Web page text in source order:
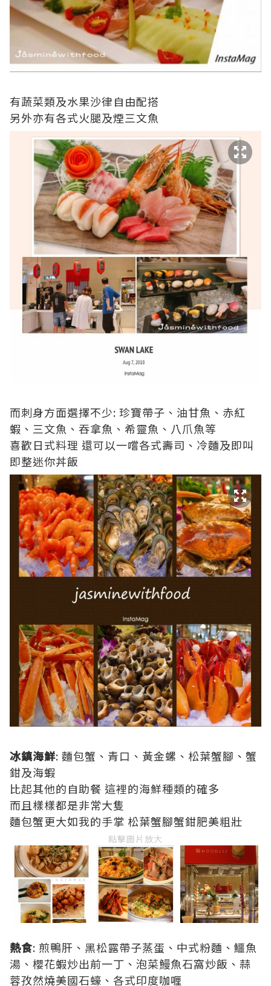
有蔬菜類及水果沙律自由配搭
另外亦有各式火腿及煙三文魚
而刺身方面選擇不少: 珍寶帶子、油甘魚、赤紅
蝦、三文魚、吞拿魚、希靈魚、八爪魚等
喜歡日式料理 還可以一嚐各式壽司、冷麵及即叫
即整迷你丼飯
冰鎮海鮮: 麵包蟹、青口、黃金螺、松葉蟹腳、蟹
鉗及海蝦
比起其他的自助餐 這裡的海鮮種類的確多
而且樣樣都是非常大隻
麵包蟹更大如我的手掌 松葉蟹腳蟹鉗肥美粗壯
點擊圖片放大
熱食: 煎鴨肝、黑松露帶子蒸蛋、中式粉麵、鱷魚
湯、櫻花蝦炒出前一丁、泡菜鰻魚石窩炒飯、蒜
蓉孜然燒美國石蠔、各式印度咖喱